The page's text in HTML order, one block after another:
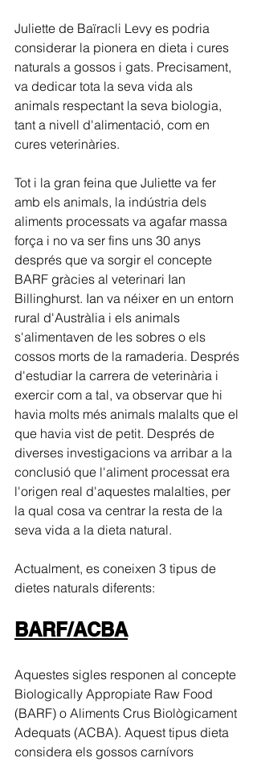
Juliette de Baïracli Levy es podria
considerar la pionera en dieta i cures
naturals a gossos i gats. Precisament,
va dedicar tota la seva vida als
animals respectant la seva biologia,
tant a nivell d'alimentació, com en
cures veterinàries.
Tot i la gran feina que Juliette va fer
amb els animals, la indústria dels
aliments processats va agafar massa
força i no va ser fins uns 30 anys
després que va sorgir el concepte
BARF gràcies al veterinari Ian
Billinghurst. Ian va néixer en un entorn
rural d'Austràlia i els animals
s'alimentaven de les sobres o els
cossos morts de la ramaderia. Després
d'estudiar la carrera de veterinària i
exercir com a tal, va observar que hi
havia molts més animals malalts que el
que havia vist de petit. Després de
diverses investigacions va arribar a la
conclusió que l'aliment processat era
l'origen real d'aquestes malalties, per
la qual cosa va centrar la resta de la
seva vida a la dieta natural.
Actualment, es coneixen 3 tipus de
dietes naturals diferents:
BARF/ACBA
Aquestes sigles responen al concepte
Biologically Appropiate Raw Food
(BARF) o Aliments Crus Biològicament
Adequats (ACBA). Aquest tipus dieta
considera els gossos carnívors